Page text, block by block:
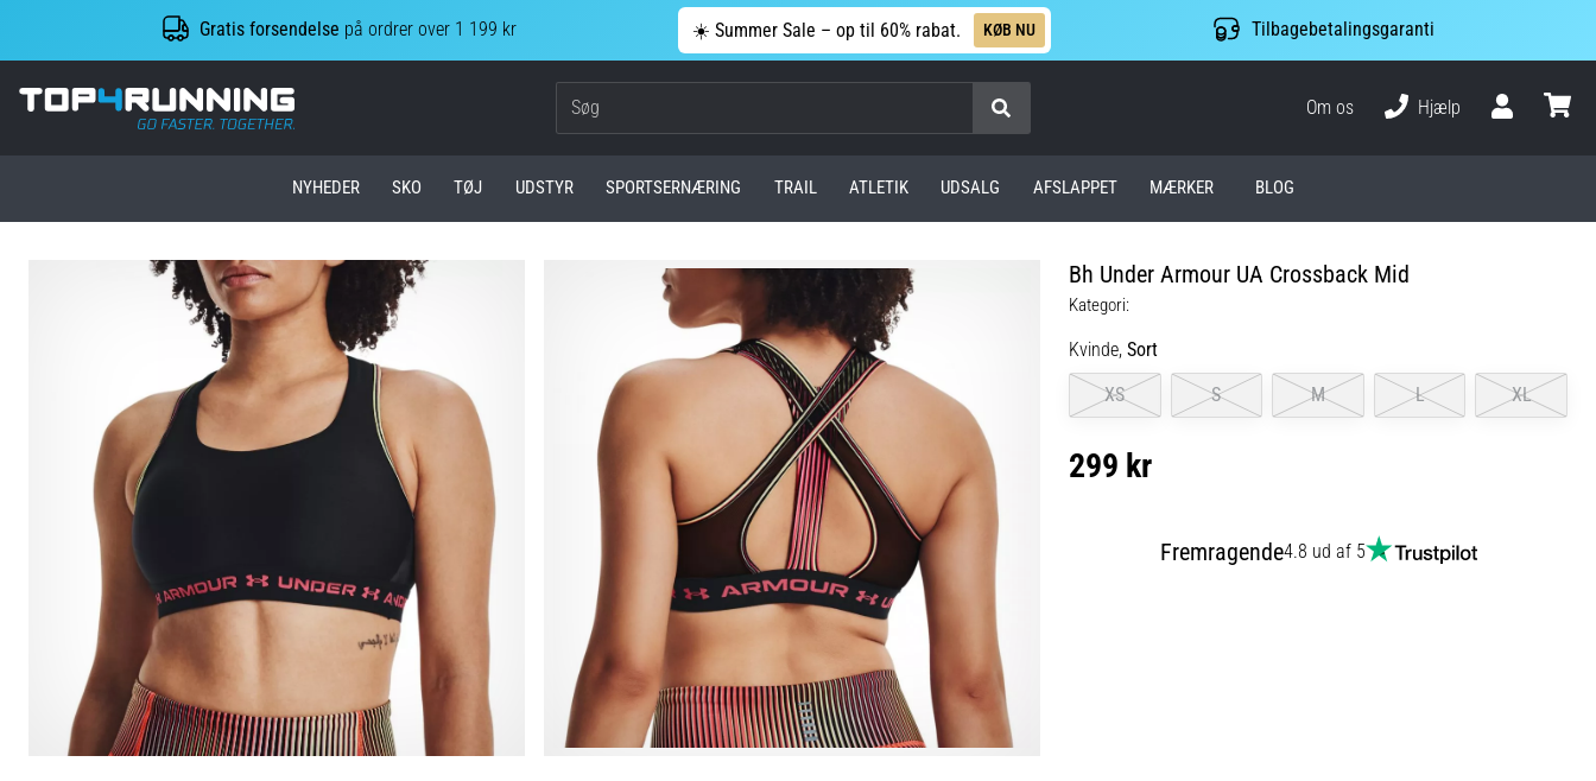
Gratis forsendelse på ordrer over 1 199 kr ☀️ Summer Sale – op til 60% rabat. KØB NU Tilbagebetalingsgaranti
Top4Running.dk
Om os
Hjælp
NYHEDER SKO TØJ UDSTYR SPORTSERNÆRING TRAIL ATLETIK UDSALG AFSLAPPET MÆRKER BLOG
Bh Under Armour UA Crossback Mid
Kategori:
Kvinde, Sort
XS
S M L XL
299 kr
Fremragende4.8 ud af 5